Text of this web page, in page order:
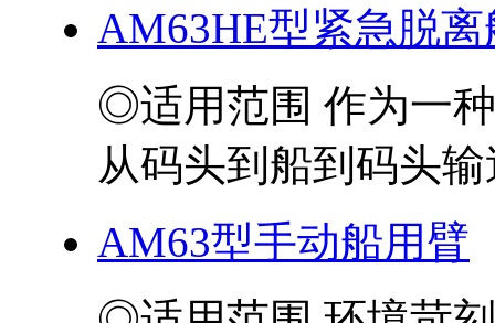
AM63HE型紧急脱
◎适用范围 作为一
从码头到船到码头
AM63型手动船用臂